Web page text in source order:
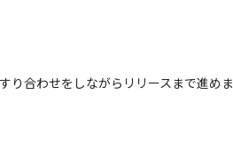
り合わせをしながらリリースまで進めま